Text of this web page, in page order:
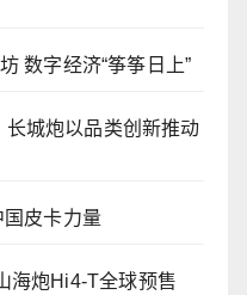
数字经济“筝筝日上”
城炮以品类创新推动
国皮卡力量
海炮Hi4-T全球预售